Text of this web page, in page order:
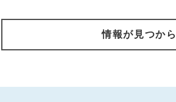
情報が見つか